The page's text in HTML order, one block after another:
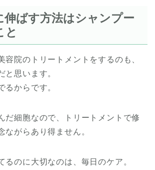
伸ばす方法はシャンプー
と
容院のトリートメントをするのも、
と思います。
るからです。
だ細胞なので、トリートメントで修
ながらあり得ません。
るのに大切なのは、毎日のケア。